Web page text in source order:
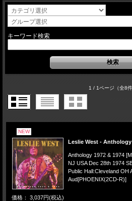
キーワード検索
1 / 1ページ（全8件
NEW
Leslie West - Anthology
Anthology 1972 & 1974
NJ USA Dec 28th 1974
Public Hall:Cleveland OH
Aud[PHOENIX(2CD-R)]
価格： 3,037円(税込)